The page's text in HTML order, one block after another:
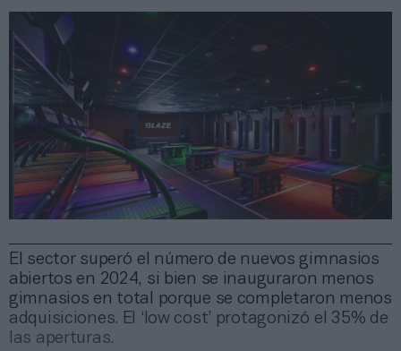
El sector superó el número de nuevos gimnasios
abiertos en 2024, si bien se inauguraron menos
gimnasios en total porque se completaron menos
adquisiciones. El ‘low cost’ protagonizó el 35% de
las aperturas.